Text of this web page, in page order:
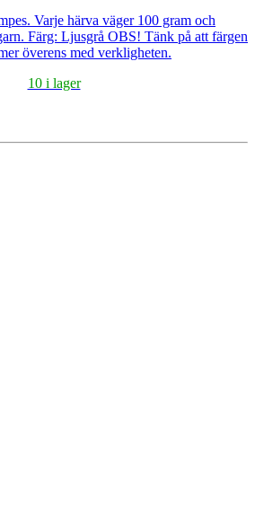
Varje härva väger 100 gram och
Färg: Ljusgrå OBS! Tänk på att färgen
överens med verkligheten.
10 i lager